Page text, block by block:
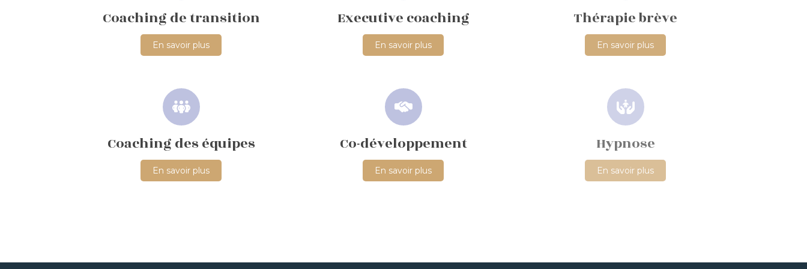
Coaching de transition
En savoir plus
Executive coaching
En savoir plus
Thérapie brève
En savoir plus
Coaching des équipes
En savoir plus
Co-développement
En savoir plus
Hypnose
En savoir plus